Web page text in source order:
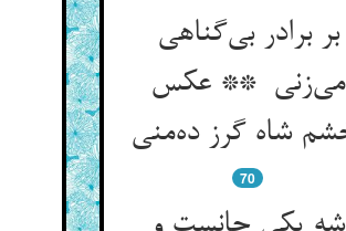
بر برادر بی‌گناهی
می‌زنی ** عکس
70